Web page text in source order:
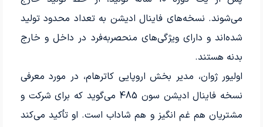
می‌شوند. نسخه‌های فاینال ادیشن به تعداد محدود تولید
شده‌اند و دارای ویژگی‌های منحصربه‌فرد در داخل و خارج
بدنه هستند.
اولیور ژوان، مدیر بخش اروپایی کاترهام، در مورد معرفی
نسخه فاینال‌ ادیشن سون 485 می‌گوید که برای شرکت و
مشتریان هم غم انگیز و هم شاداب است. او تأکید می‌کند